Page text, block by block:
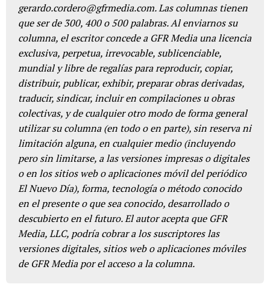
gerardo.cordero@gfrmedia.com. Las columnas tienen
que ser de 300, 400 o 500 palabras. Al enviarnos su
columna, el escritor concede a GFR Media una licencia
exclusiva, perpetua, irrevocable, sublicenciable,
mundial y libre de regalías para reproducir, copiar,
distribuir, publicar, exhibir, preparar obras derivadas,
traducir, sindicar, incluir en compilaciones u obras
colectivas, y de cualquier otro modo de forma general
utilizar su columna (en todo o en parte), sin reserva ni
limitación alguna, en cualquier medio (incluyendo
pero sin limitarse, a las versiones impresas o digitales
o en los sitios web o aplicaciones móvil del periódico
El Nuevo Día), forma, tecnología o método conocido
en el presente o que sea conocido, desarrollado o
descubierto en el futuro. El autor acepta que GFR
Media, LLC, podría cobrar a los suscriptores las
versiones digitales, sitios web o aplicaciones móviles
de GFR Media por el acceso a la columna.